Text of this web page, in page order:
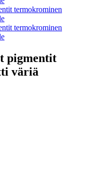
pigmentit
väriä